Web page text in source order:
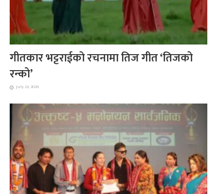
गीतकार भट्टराईको रचनामा तिज गीत ‘तिजको
रन्को’
July 23, 2026